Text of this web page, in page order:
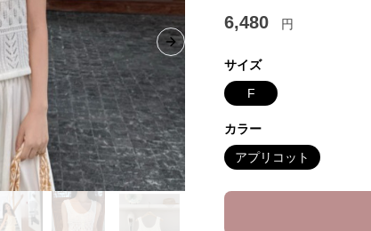
Next slide
6,480 円
サイズ
F
カラー
アプリコット